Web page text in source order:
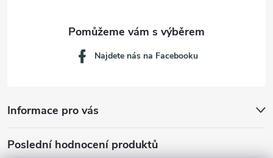
Informace pro vás
Najdete nás na Facebooku
Poslední hodnocení produktů